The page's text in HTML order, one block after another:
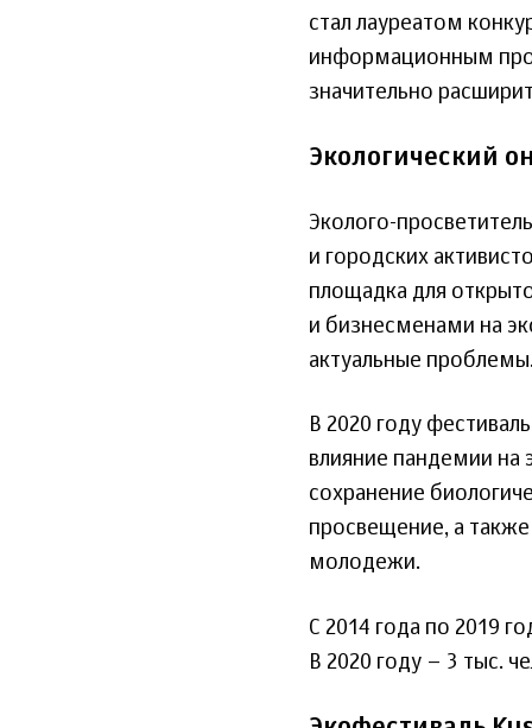
стал лауреатом
информационным
значительно
Экологический
Эколого-
и городских
площадка для
и бизнесменами на
актуальные
В 2020 году
влияние пандемии
сохранение
просвещение, а
молодежи.
С 2014 года по 2019
В 2020 году – 3 тыс.